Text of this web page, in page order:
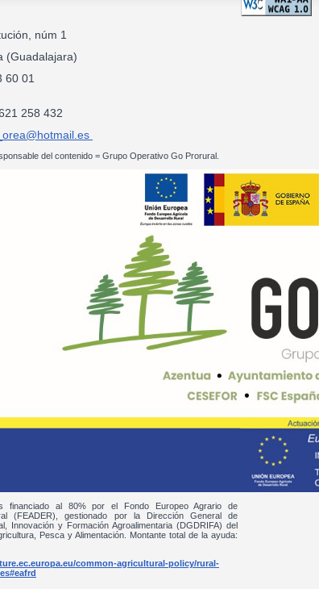
núm 1
(Guadalajara)
949 83 60 01
258 432
del contenido = Grupo Operativo Go Prorural.
financiado al 80% por el Fondo Europeo Agrario de
(FEADER), gestionado por la Dirección General de
Innovación y Formación Agroalimentaria (DGDRIFA) del
Pesca y Alimentación. Montante total de la ayuda:
common-agricultural-policy/rural-